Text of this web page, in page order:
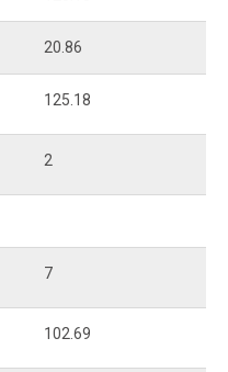
20.86
125.18
2
7
102.69